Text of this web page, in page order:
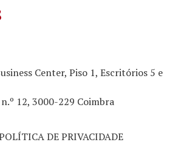
Center, Piso 1, Escritórios 5 e
n.º 12, 3000-229 Coimbra
DE PRIVACIDADE